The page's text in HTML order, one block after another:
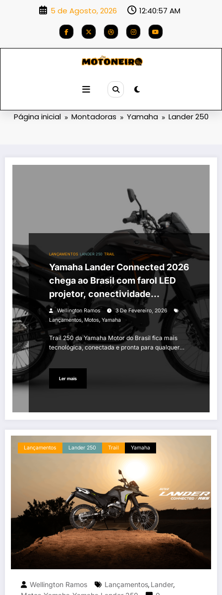
5 de Agosto, 2026 12:40:58 AM
Categoria: Lander 250
Página inicial Montadoras Yamaha Lander 250
LANÇAMENTOS LANDER 250 TRAIL
Yamaha Lander Connected 2026
chega ao Brasil com farol LED
projetor, conectividade
Bluetooth e nova cor Atacama
Brown
Wellington Ramos
3 De Fevereiro, 2026
Lançamentos, Motos, Yamaha
Trail 250 da Yamaha Motor do Brasil fica mais
tecnológica, conectada e pronta para qualquer…
Ler mais
Lançamentos Lander 250 Trail Yamaha
Wellington Ramos Lançamentos, Lander,